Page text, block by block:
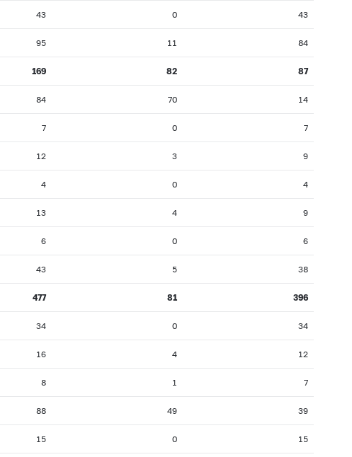
43 0 43
95 11 84
169 82 87
84 70 14
7 0 7
12 3 9
4 0 4
13 4 9
6 0 6
43 5 38
477 81 396
34 0 34
16 4 12
8 1 7
88 49 39
15 0 15